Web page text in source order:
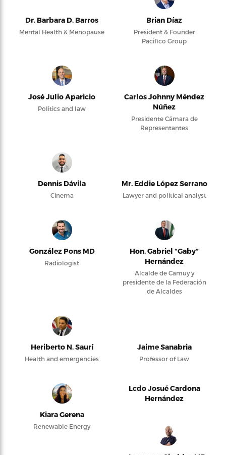
Dr. Barbara D. Barros
Mental Health & Menopause
Brian Díaz
President & Founder
Pacifico Group
José Julio Aparicio
Politics and law
Carlos Johnny Méndez
Núñez
Presidente Cámara de
Representantes
Dennis Dávila
Cinema
Mr. Eddie López Serrano
Lawyer and political analyst
González Pons MD
Radiologist
Hon. Gabriel “Gaby”
Hernández
Alcalde de Camuy y
presidente de la Federación
de Alcaldes
Heriberto N. Saurí
Health and emergencies
Jaime Sanabria
Professor of Law
Kiara Gerena
Renewable Energy
Lcdo Josué Cardona
Hernández